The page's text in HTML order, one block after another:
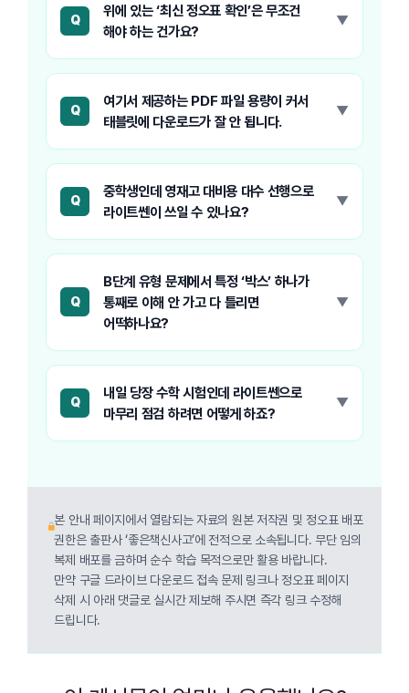
Q
위에 있는 ‘최신 정오표 확인’은 무조건
해야 하는 건가요?
Q
여기서 제공하는 PDF 파일 용량이 커서
태블릿에 다운로드가 잘 안 됩니다.
Q
중학생인데 영재고 대비용 대수 선행으로
라이트쎈이 쓰일 수 있나요?
Q
B단계 유형 문제에서 특정 ‘박스’ 하나가
통째로 이해 안 가고 다 틀리면
어떡하나요?
Q
내일 당장 수학 시험인데 라이트쎈으로
마무리 점검 하려면 어떻게 하죠?
본 안내 페이지에서 열람되는 자료의 원본 저작권 및 정오표 배포
권한은 출판사 ‘좋은책신사고’에 전적으로 소속됩니다. 무단 임의
복제 배포를 금하며 순수 학습 목적으로만 활용 바랍니다.
만약 구글 드라이브 다운로드 접속 문제 링크나 정오표 페이지
삭제 시 아래 댓글로 실시간 제보해 주시면 즉각 링크 수정해
드립니다.